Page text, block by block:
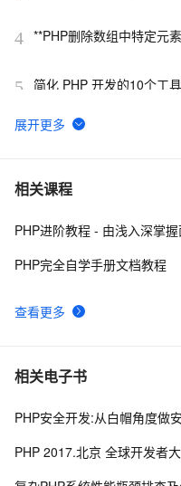
4 **PHP删除数组中特定元
5 简化 PHP 开发的10个工具
6 跟我学习php数组常用函数
7 PHP时间
8 php 的函数参数值类型限
相关课程
查看更多
PHP进阶教程 - 由浅入深掌
PHP完全自学手册文档教程
相关电子书
PHP安全开发:从白帽角度做
PHP 2017.北京 全球开发者